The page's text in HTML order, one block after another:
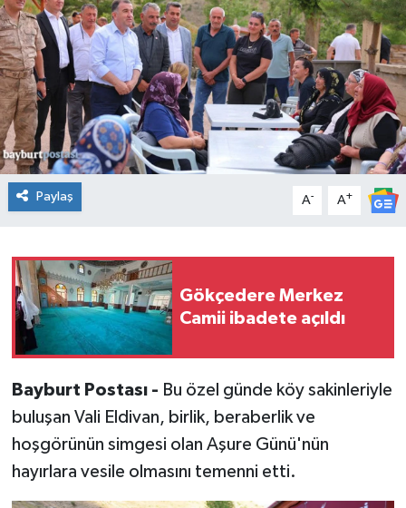
Paylaş A- A+
Gökçedere Merkez
Camii ibadete açıldı
Bayburt Postası - Bu özel günde köy sakinleriyle
buluşan Vali Eldivan, birlik, beraberlik ve
hoşgörünün simgesi olan Aşure Günü'nün
hayırlara vesile olmasını temenni etti.